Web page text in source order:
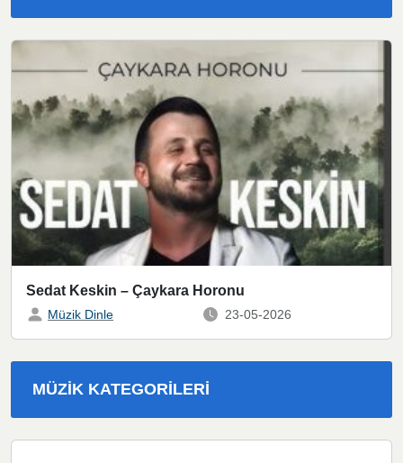
Sedat Keskin – Çaykara Horonu
Müzik Dinle 23-05-2026
MÜZIK KATEGORILERI